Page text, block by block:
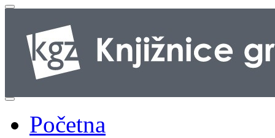
Početna